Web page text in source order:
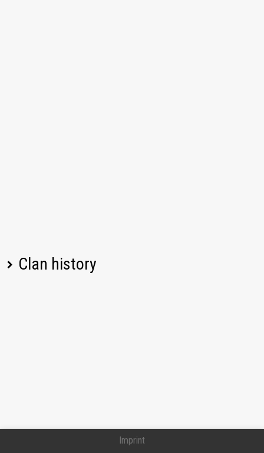
Clan history
Imprint